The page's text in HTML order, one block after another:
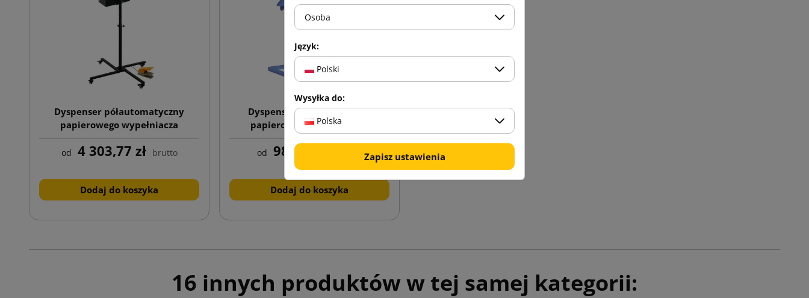
Dyspenser półautomatyczny
papierowego wypełniacza
od 4 303,77 zł brutto
Dodaj do koszyka
Dyspenser ręczny FillPak M
papierowego wypełniacza
od 982,77 zł
Dodaj do koszyka
16 innych produktów w tej samej kategorii:
Osoba
Język:
Polski
Wysyłka do:
Polska
Zapisz ustawienia